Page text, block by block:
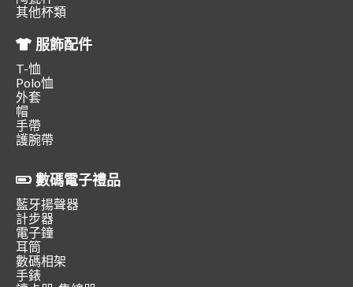
其他杯類
服飾配件
T-恤
Polo恤
外套
帽
手帶
護腕帶
數碼電子禮品
藍牙揚聲器
計步器
電子鐘
耳筒
數碼相架
手錶